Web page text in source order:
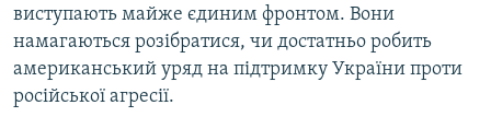
ДОЛУЧАЙСЯ!
виступають майже єдиним фронтом. Вони
намагаються розібратися, чи достатньо робить
американський уряд на підтримку України проти
російської агресії.